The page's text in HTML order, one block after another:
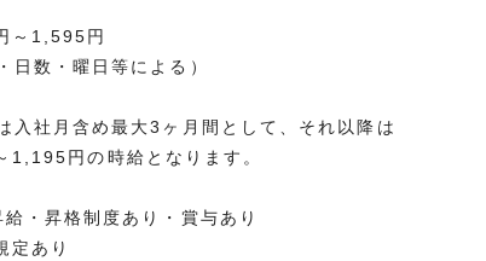
～1,595円
日数・曜日等による）
入社月含め最大3ヶ月間として、それ以降は
円の時給となります。
・昇格制度あり・賞与あり
あり